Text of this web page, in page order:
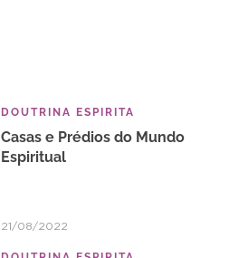
DOUTRINA ESPIRITA
Casas e Prédios do Mundo
Espiritual
21/08/2022